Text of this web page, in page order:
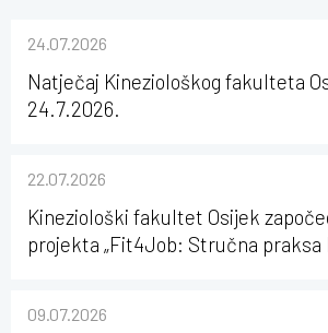
24.07.2026
Natječaj Kineziološkog fakulteta
24.7.2026.
22.07.2026
Kineziološki fakultet Osijek
projekta „Fit4Job: Stručna praksa
09.07.2026